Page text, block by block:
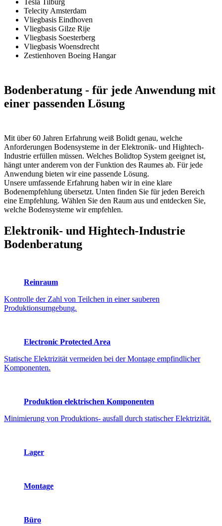
Tesla Tilburg
Telecity Amsterdam
Vliegbasis Eindhoven
Vliegbasis Gilze Rije
Vliegbasis Soesterberg
Vliegbasis Woensdrecht
Zestienhoven Boeing Hangar
Bodenberatung - für jede Anwendung mit
einer passenden Lösung
Mit über 60 Jahren Erfahrung weiß Bolidt genau, welche
Anforderungen Bodensysteme in der Elektronik- und Hightech-
Industrie erfüllen müssen. Welches Bolidtop System geeignet ist,
hängt unter anderem von der Funktion des Raumes ab. Für jede
Anwendung bieten wir eine passende Lösung.
Unsere umfassende Erfahrung haben wir in eine klare
Bodenempfehlung übersetzt. Unten finden Sie für jeden Bereich
eine Empfehlung. Wählen Sie den Raum aus und entdecken Sie,
welche Bodensysteme wir empfehlen.
Elektronik- und Hightech-Industrie
Bodenberatung
Reinraum
Kontrolle der Zahl von Teilchen in einer sauberen
Produktionsumgebung.
Electronic Protected Area
Statische Elektrizität vermeiden bei der Montage empfindlicher
Komponenten.
Produktion elektrischen Komponenten
Minimierung von Produktions- ausfall durch statischer Elektrizität.
Lager
Montage
Büro